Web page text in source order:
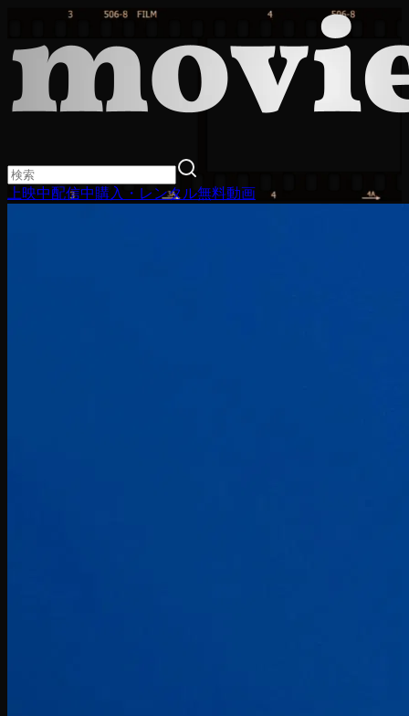
上映中配信中購入・レンタル無料動画